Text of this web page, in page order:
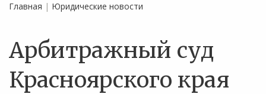
Главная | Юридические новости
Арбитражный суд
Красноярского края